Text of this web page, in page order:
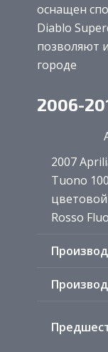
оснащен
Diablo
позволяют
городе
2006-
2007
Tuono
Rosso Fluo